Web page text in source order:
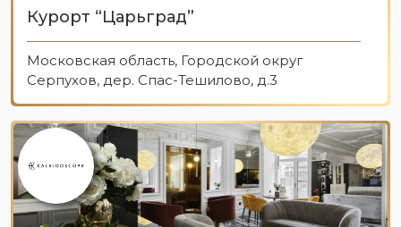
Курорт “Царьград”
Московская область, Городской округ
Серпухов, дер. Спас-Тешилово, д.3